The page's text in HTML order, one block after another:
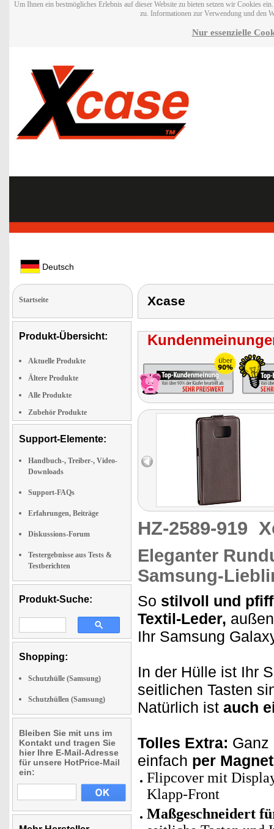
Um Ihnen ein bestmögliches Erlebnis auf dieser Website zu bieten setzen wir Cookies
zu. Informationen zur Verwendung und den
Nur essenzielle
Deutsch
Startseite
Produkt-Übersicht:
Aktuelle Produkte
Ältere Produkte
Alle Produkte
Zubehör Produkte
Support-Elemente:
Handbuch-, Treiber-, Video-
Downloads
Support-FAQs
Erfahrungen, Beiträge
Diskussions-Forum
Testergebnisse aus Tests &
Testberichten
Produkt-Suche:
Shopping:
Schutzhülle (Samsung)
Schutzhüllen (Samsung)
Bleiben Sie mit uns im
Kontakt und tragen Sie
hier Ihre E-Mail-Adresse
für unsere HotPrice-Mail
ein:
Xcase
HZ-2589-919
Eleganter
Samsung-
So stilvoll und
Textil-Leder,
Ihr Samsung
In der Hülle ist Ihr
seitlichen Tasten
Natürlich ist auch
Tolles Extra: Ganz
einfach per Magnet
Flipcover mit
Klapp-Front
Maßgeschneidert